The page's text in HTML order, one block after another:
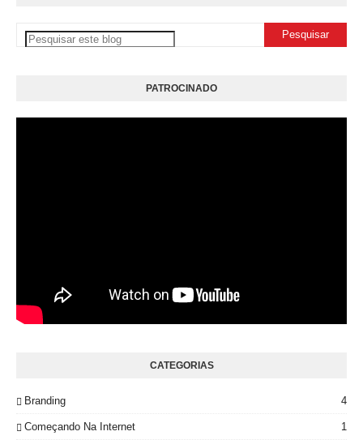
PATROCINADO
CATEGORIAS
Branding 4
Começando Na Internet 1